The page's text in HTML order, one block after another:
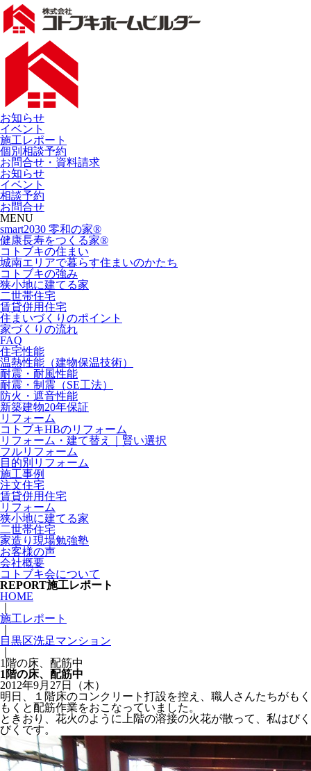
お知らせ
イベント
施工レポート
個別相談予約
お問合せ・資料請求
お知らせ
イベント
相談予約
お問合せ
MENU
smart2030 零和の家®
健康長寿をつくる家®
コトブキの住まい
城南エリアで暮らす住まいのかたち
コトブキの強み
狭小地に建てる家
二世帯住宅
賃貸併用住宅
住まいづくりのポイント
家づくりの流れ
FAQ
住宅性能
温熱性能（建物保温技術）
耐震・耐風性能
耐震・制震（SE工法）
防火・遮音性能
新築建物20年保証
リフォーム
コトブキHBのリフォーム
リフォーム・建て替え｜賢い選択
フルリフォーム
目的別リフォーム
施工事例
注文住宅
賃貸併用住宅
リフォーム
狭小地に建てる家
二世帯住宅
家造り現場勉強塾
お客様の声
会社概要
コトブキ会について
REPORT施工レポート
HOME
施工レポート
目黒区洗足マンション
1階の床、配筋中
1階の床、配筋中
2012年9月27日（木）
明日、１階床のコンクリート打設を控え、職人さんたちがもく
もくと配筋作業をおこなっていました。
ときおり、花火のように上階の溶接の火花が散って、私はびく
びくです。